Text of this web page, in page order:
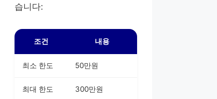
습니다:
조건 내용
최소 한도 50만원
최대 한도 300만원